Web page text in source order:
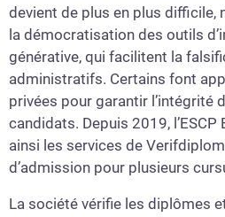
devient de plus en plus difficile,
la démocratisation des outils
générative, qui facilitent la
administratifs. Certains font
privées pour garantir l’intégrité
candidats. Depuis 2019,
ainsi les services de
d’admission pour plusieurs
La société vérifie les diplômes